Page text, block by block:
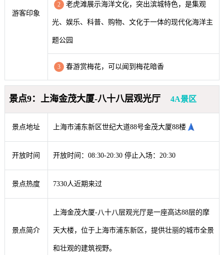
游客印象
2 老虎滩展示海洋文化，突出滨城特色，是集观
光、娱乐、科普、购物、文化于一体的现代化海洋主
题公园
3 春游赏梅花，可以闻到梅花暗香
景点9：上海金茂大厦-八十八层观光厅 4A景区
景点地址 上海市浦东新区世纪大道88号金茂大厦88楼
开放时间 开放时间：08:30-20:30 停止入场：20:30
景点热度 7330人近期来过
景点简介
上海金茂大厦-八十八层观光厅是一座高达88层的摩
天大楼，位于上海市浦东新区，提供壮丽的城市全景
和壮观的建筑视野。